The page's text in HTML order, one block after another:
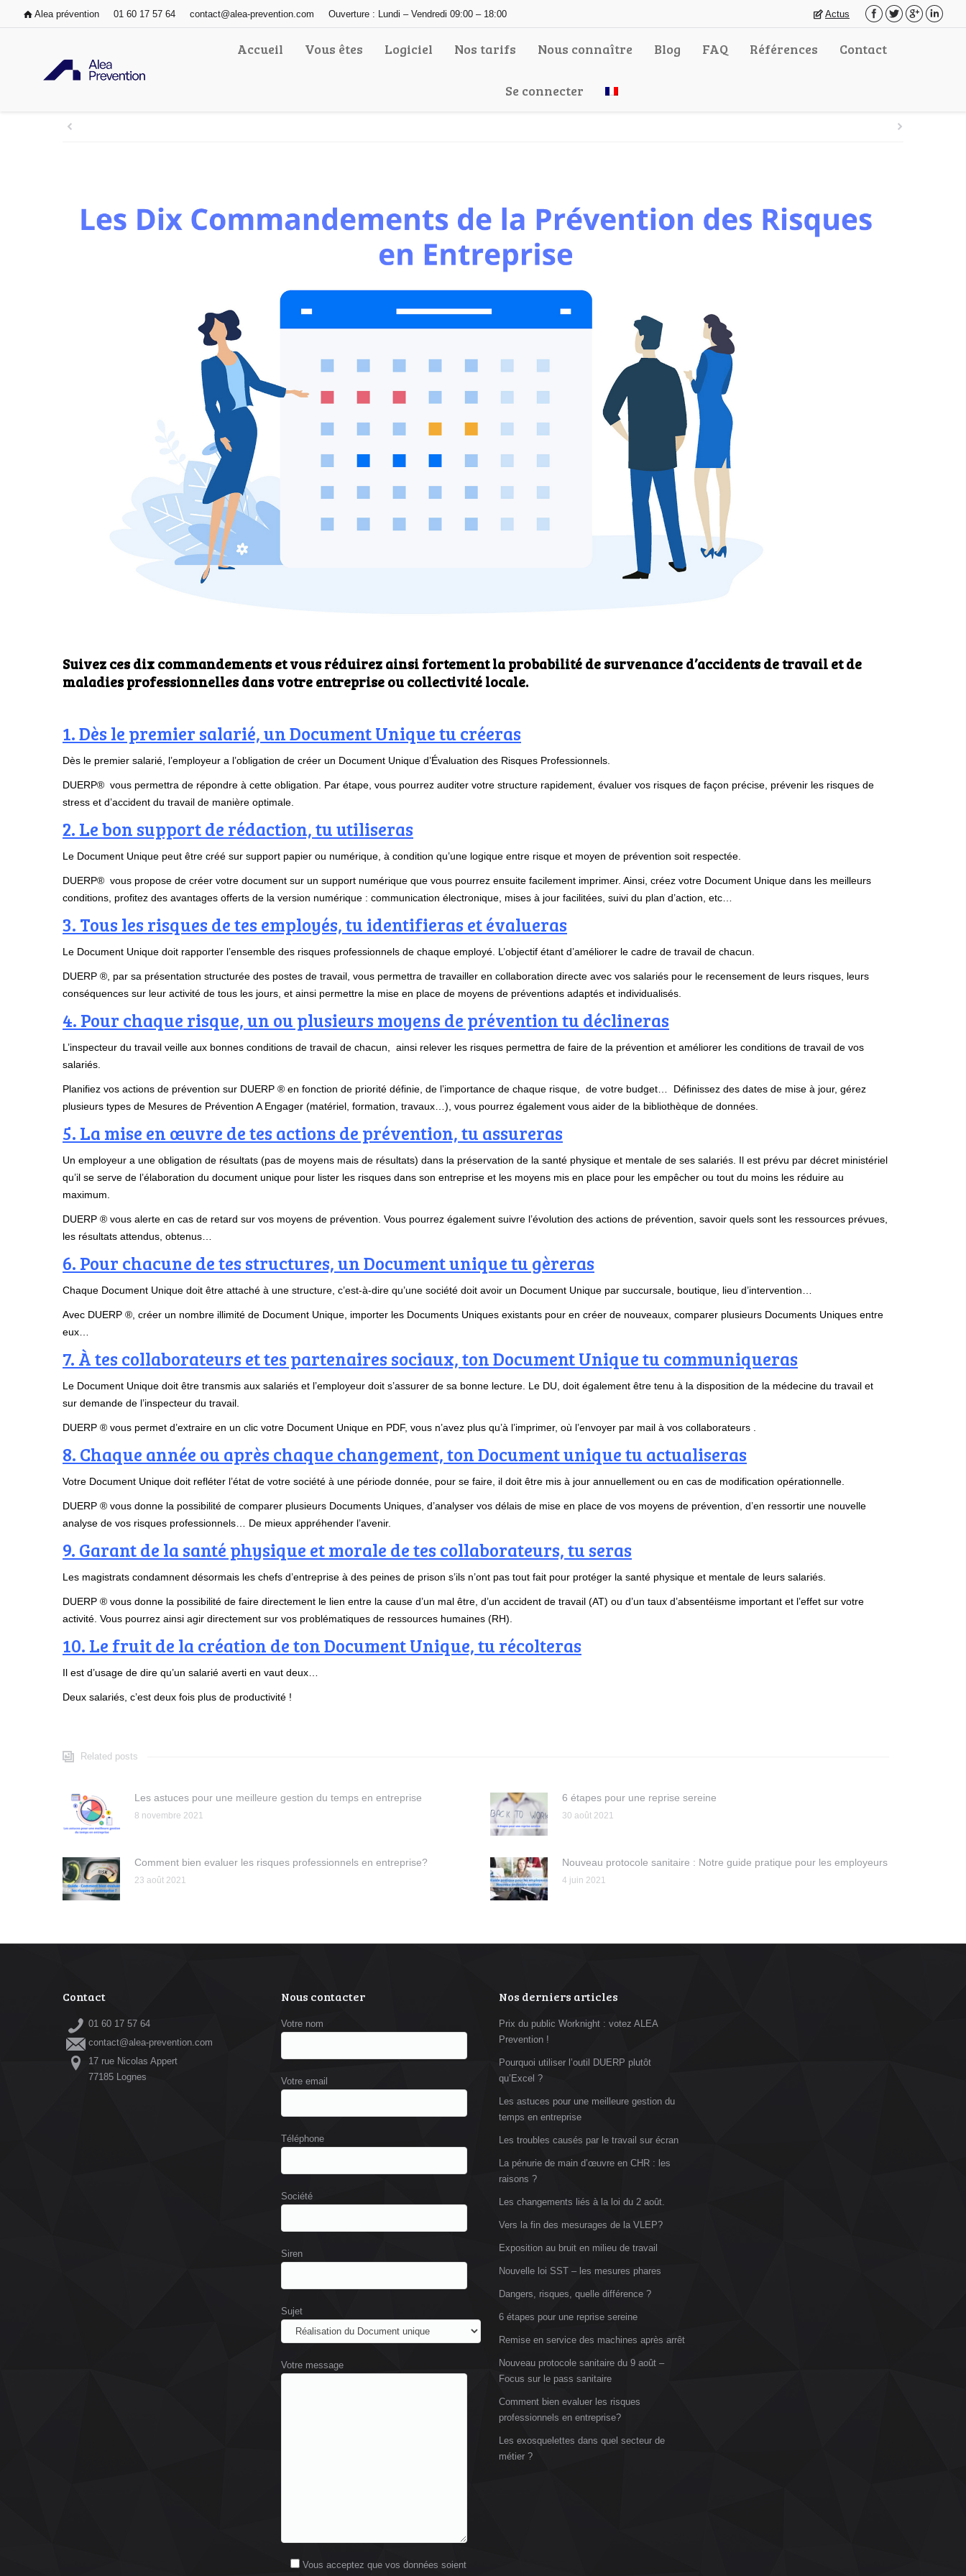
Alea prévention 01 60 17 57 64 contact@alea-prevention.com Ouverture : Lundi – Vendredi 09:00 – 18:00 Actus
Accueil Vous êtes Logiciel Nos tarifs Nous connaître Blog FAQ Références Contact
Se connecter
Suivez ces dix commandements et vous réduirez ainsi fortement la probabilité de survenance d’accidents de travail et de
maladies professionnelles dans votre entreprise ou collectivité locale.
1. Dès le premier salarié, un Document Unique tu créeras
Dès le premier salarié, l’employeur a l’obligation de créer un Document Unique d’Évaluation des Risques Professionnels.
DUERP® vous permettra de répondre à cette obligation. Par étape, vous pourrez auditer votre structure rapidement, évaluer vos risques de façon précise, prévenir les risques de
stress et d’accident du travail de manière optimale.
2. Le bon support de rédaction, tu utiliseras
Le Document Unique peut être créé sur support papier ou numérique, à condition qu’une logique entre risque et moyen de prévention soit respectée.
DUERP® vous propose de créer votre document sur un support numérique que vous pourrez ensuite facilement imprimer. Ainsi, créez votre Document Unique dans les meilleurs
conditions, profitez des avantages offerts de la version numérique : communication électronique, mises à jour facilitées, suivi du plan d’action, etc…
3. Tous les risques de tes employés, tu identifieras et évalueras
Le Document Unique doit rapporter l’ensemble des risques professionnels de chaque employé. L’objectif étant d’améliorer le cadre de travail de chacun.
DUERP ®, par sa présentation structurée des postes de travail, vous permettra de travailler en collaboration directe avec vos salariés pour le recensement de leurs risques, leurs
conséquences sur leur activité de tous les jours, et ainsi permettre la mise en place de moyens de préventions adaptés et individualisés.
4. Pour chaque risque, un ou plusieurs moyens de prévention tu déclineras
L’inspecteur du travail veille aux bonnes conditions de travail de chacun, ainsi relever les risques permettra de faire de la prévention et améliorer les conditions de travail de vos
salariés.
Planifiez vos actions de prévention sur DUERP ® en fonction de priorité définie, de l’importance de chaque risque, de votre budget… Définissez des dates de mise à jour, gérez
plusieurs types de Mesures de Prévention A Engager (matériel, formation, travaux…), vous pourrez également vous aider de la bibliothèque de données.
5. La mise en œuvre de tes actions de prévention, tu assureras
Un employeur a une obligation de résultats (pas de moyens mais de résultats) dans la préservation de la santé physique et mentale de ses salariés. Il est prévu par décret ministériel
qu’il se serve de l’élaboration du document unique pour lister les risques dans son entreprise et les moyens mis en place pour les empêcher ou tout du moins les réduire au
maximum.
DUERP ® vous alerte en cas de retard sur vos moyens de prévention. Vous pourrez également suivre l’évolution des actions de prévention, savoir quels sont les ressources prévues,
les résultats attendus, obtenus…
6. Pour chacune de tes structures, un Document unique tu gèreras
Chaque Document Unique doit être attaché à une structure, c’est-à-dire qu’une société doit avoir un Document Unique par succursale, boutique, lieu d’intervention…
Avec DUERP ®, créer un nombre illimité de Document Unique, importer les Documents Uniques existants pour en créer de nouveaux, comparer plusieurs Documents Uniques entre
eux…
7. À tes collaborateurs et tes partenaires sociaux, ton Document Unique tu communiqueras
Le Document Unique doit être transmis aux salariés et l’employeur doit s’assurer de sa bonne lecture. Le DU, doit également être tenu à la disposition de la médecine du travail et
sur demande de l’inspecteur du travail.
DUERP ® vous permet d’extraire en un clic votre Document Unique en PDF, vous n’avez plus qu’à l’imprimer, où l’envoyer par mail à vos collaborateurs .
8. Chaque année ou après chaque changement, ton Document unique tu actualiseras
Votre Document Unique doit refléter l’état de votre société à une période donnée, pour se faire, il doit être mis à jour annuellement ou en cas de modification opérationnelle.
DUERP ® vous donne la possibilité de comparer plusieurs Documents Uniques, d’analyser vos délais de mise en place de vos moyens de prévention, d’en ressortir une nouvelle
analyse de vos risques professionnels… De mieux appréhender l’avenir.
9. Garant de la santé physique et morale de tes collaborateurs, tu seras
Les magistrats condamnent désormais les chefs d’entreprise à des peines de prison s’ils n’ont pas tout fait pour protéger la santé physique et mentale de leurs salariés.
DUERP ® vous donne la possibilité de faire directement le lien entre la cause d’un mal être, d’un accident de travail (AT) ou d’un taux d’absentéisme important et l’effet sur votre
activité. Vous pourrez ainsi agir directement sur vos problématiques de ressources humaines (RH).
10. Le fruit de la création de ton Document Unique, tu récolteras
Il est d’usage de dire qu’un salarié averti en vaut deux…
Deux salariés, c’est deux fois plus de productivité !
Related posts
Les astuces pour une meilleure gestion du temps en entreprise
8 novembre 2021
6 étapes pour une reprise sereine
30 août 2021
Comment bien evaluer les risques professionnels en entreprise?
23 août 2021
Nouveau protocole sanitaire : Notre guide pratique pour les employeurs
4 juin 2021
Contact
01 60 17 57 64
contact@alea-prevention.com
17 rue Nicolas Appert
77185 Lognes
Nous contacter
Votre nom
Votre email
Téléphone
Société
Siren
Sujet
Votre message
Vous acceptez que vos données soient
Nos derniers articles
Prix du public Worknight : votez ALEA
Prevention !
Pourquoi utiliser l’outil DUERP plutôt
qu’Excel ?
Les astuces pour une meilleure gestion du
temps en entreprise
Les troubles causés par le travail sur écran
La pénurie de main d’œuvre en CHR : les
raisons ?
Les changements liés à la loi du 2 août.
Vers la fin des mesurages de la VLEP?
Exposition au bruit en milieu de travail
Nouvelle loi SST – les mesures phares
Dangers, risques, quelle différence ?
6 étapes pour une reprise sereine
Remise en service des machines après arrêt
Nouveau protocole sanitaire du 9 août –
Focus sur le pass sanitaire
Comment bien evaluer les risques
professionnels en entreprise?
Les exosquelettes dans quel secteur de
métier ?